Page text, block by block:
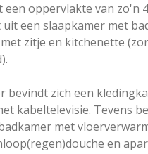
een oppervlakte van zo'n
een slaapkamer met
zitje en kitchenette
bevindt zich een
kabeltelevisie. Tevens
met
en